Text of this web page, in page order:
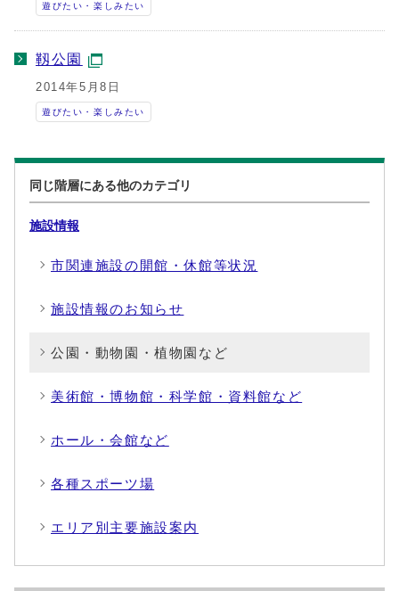
遊びたい・楽しみたい
靱公園
2014年5月8日
遊びたい・楽しみたい
同じ階層にある他のカテゴリ
施設情報
市関連施設の開館・休館等状況
施設情報のお知らせ
公園・動物園・植物園など
美術館・博物館・科学館・資料館など
ホール・会館など
各種スポーツ場
エリア別主要施設案内